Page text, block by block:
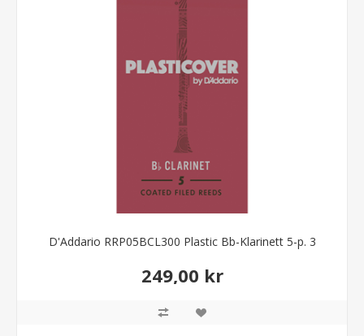
D'Addario RRP05BCL300 Plastic Bb-Klarinett 5-p. 3
249,00 kr